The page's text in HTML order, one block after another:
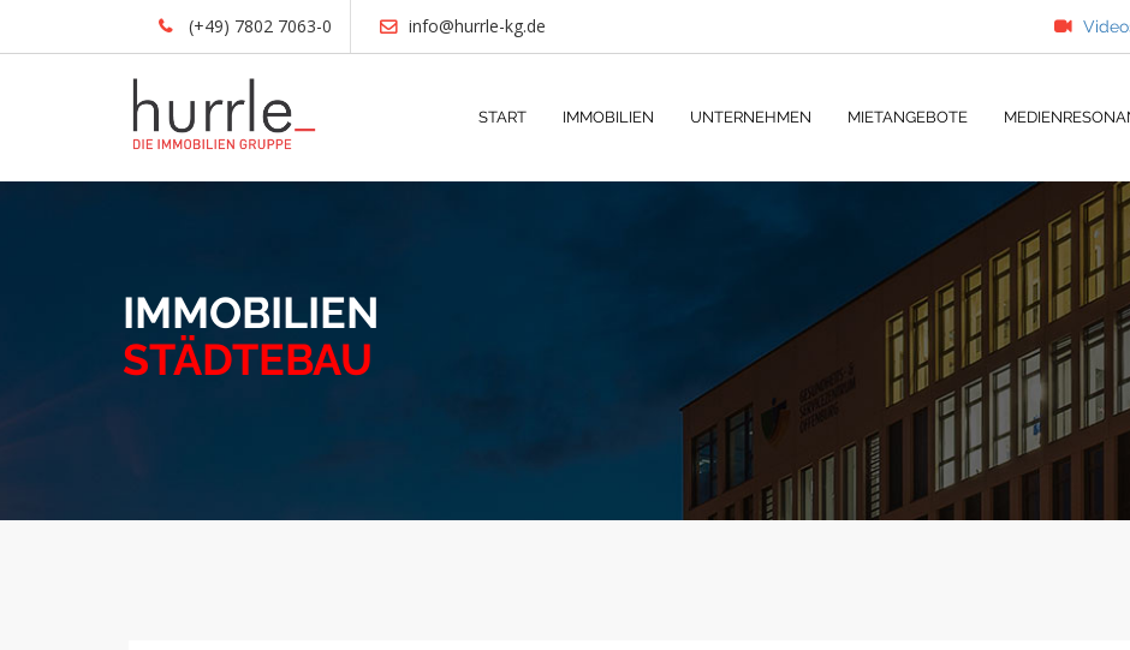
(+49) 7802 7063-0 info@hurrle-kg.de
START IMMOBILIEN UNTERNEHMEN MIETANGEBOTE
IMMOBILIEN
STÄDTEBAU